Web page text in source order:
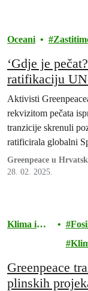
Oceani
‘Gdje je
ratifikaciju
morima?
Aktivisti
rekvizitom pečata
tranzicije skrenuli
ratificirala globalni
Greenpeace u
28. 02. 2025.
Klima i
Greenpeace
plinskih